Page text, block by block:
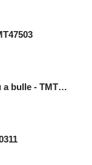
Mesure triangulaire a niveau a bulle - TMT646003